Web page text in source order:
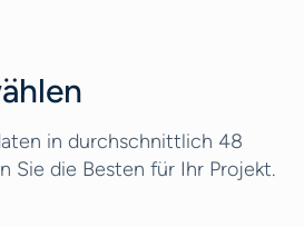
in durchschnittlich 48
Sie die Besten für Ihr Projekt.